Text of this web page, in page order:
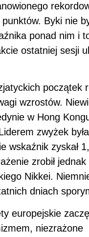
Byki nie
ponad nim i
ostatniej sesji
początek
wzrostów.
w Hong
zwyżek była
wskaźnik zyskał
zrobił
Nikkei.
dniach
europejskie
niezrażone